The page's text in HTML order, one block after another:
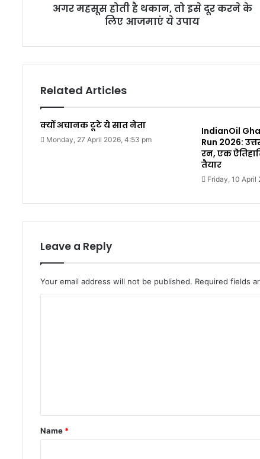
अगर महसूस होती है थकान, तो इसे दूर करने के
लिए आजमाएं ये उपाय
Related Articles
क्यों अचानक टूटे ये सात नेता
Monday, 27 April 2026, 4:53 pm
IndianOil
Run 2026:
रन, एक
तैयार
Friday, 10 April
Leave a Reply
Your email address will not be published. Required fields
*
Name *